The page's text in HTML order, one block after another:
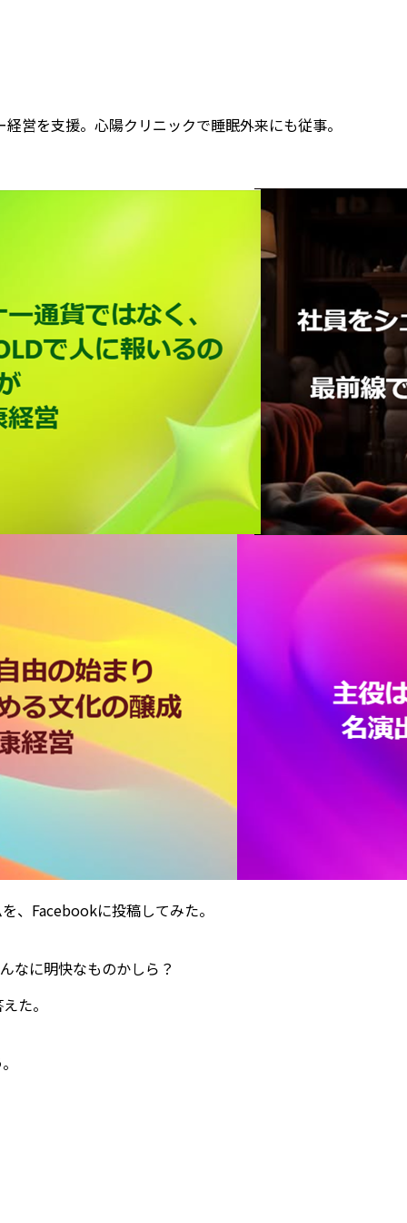
営を支援。心陽クリニックで睡眠外来にも従事。
、Facebookに投稿してみた。
に明快なものかしら？
た。